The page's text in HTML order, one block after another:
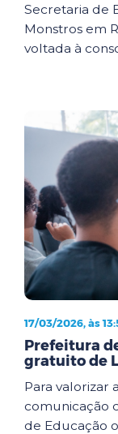
Secretaria de
Monstros em
voltada à
17/03/2026, às
Prefeitura
gratuito de
Para valorizar
comunicação
de Educação